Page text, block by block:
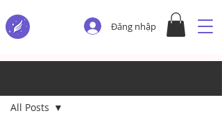
Đăng nhập
All Posts